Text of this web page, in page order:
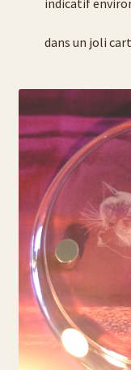
liste chope
liste carafe à eau
liste carafes à
liste assiettes
Liste photophores
liste cendriers
liste plats
indicatif
dans un joli